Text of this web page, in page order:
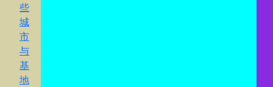
些
城
市
与
基
地